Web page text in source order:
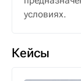
условиях.
Кейсы